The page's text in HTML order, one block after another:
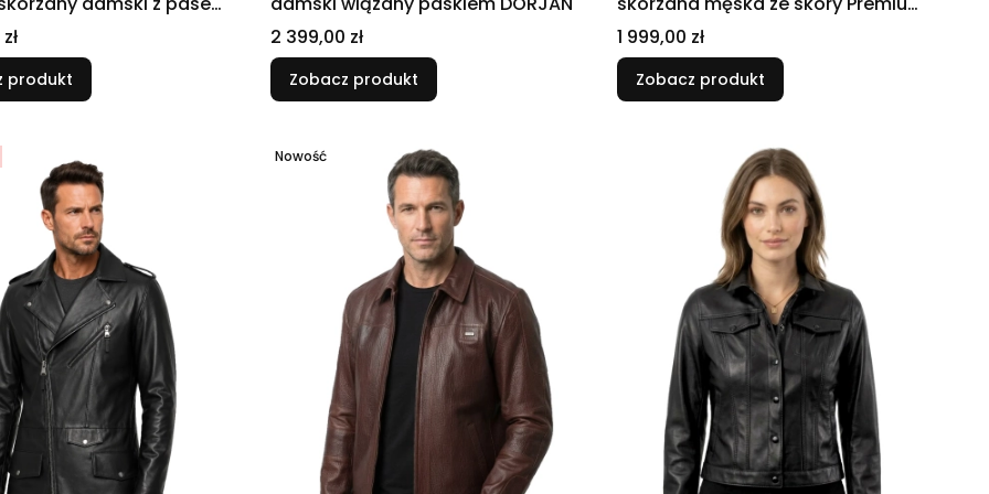
produkt
Cena
2 399,00 zł
Zobacz produkt
DORJAN
Cena
1 999,00 zł
Zobacz produkt
Nowość